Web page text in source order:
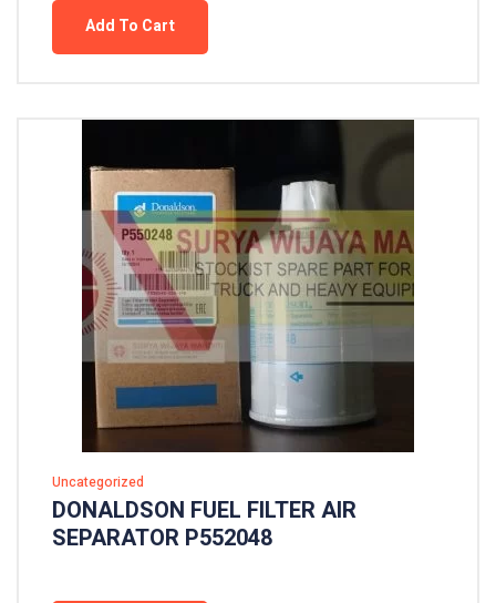
Add To Cart
Uncategorized
DONALDSON FUEL FILTER AIR
SEPARATOR P552048